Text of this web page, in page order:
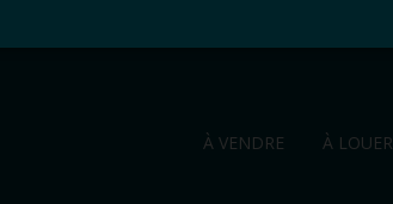
À VENDRE À LOUER